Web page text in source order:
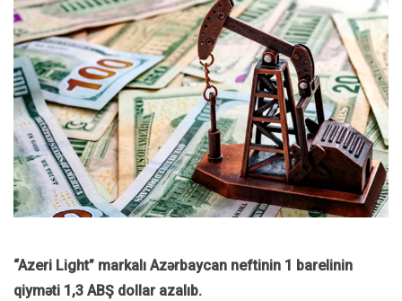
“Azeri Light” markalı Azərbaycan neftinin 1 barelinin
qiyməti 1,3 ABŞ dollar azalıb.